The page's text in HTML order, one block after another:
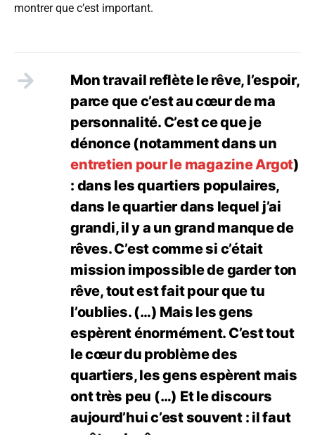
montrer que c’est important.
Mon travail reflète le rêve, l’espoir,
parce que c’est au cœur de ma
personnalité. C’est ce que je
dénonce (notamment dans un
entretien pour le magazine Argot)
: dans les quartiers populaires,
dans le quartier dans lequel j’ai
grandi, il y a un grand manque de
rêves. C’est comme si c’était
mission impossible de garder ton
rêve, tout est fait pour que tu
l’oublies. (…) Mais les gens
espèrent énormément. C’est tout
le cœur du problème des
quartiers, les gens espèrent mais
ont très peu (…) Et le discours
aujourd’hui c’est souvent : il faut